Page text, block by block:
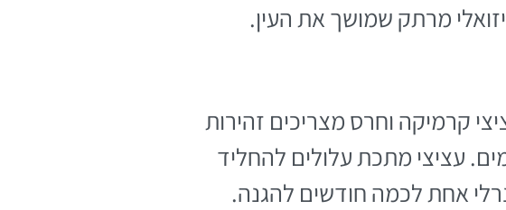
מרתק שמושך את העין.
קרמיקה וחרס מצריכים זהירות
עציצי מתכת עלולים להחליד
אחת לכמה חודשים להגנה.